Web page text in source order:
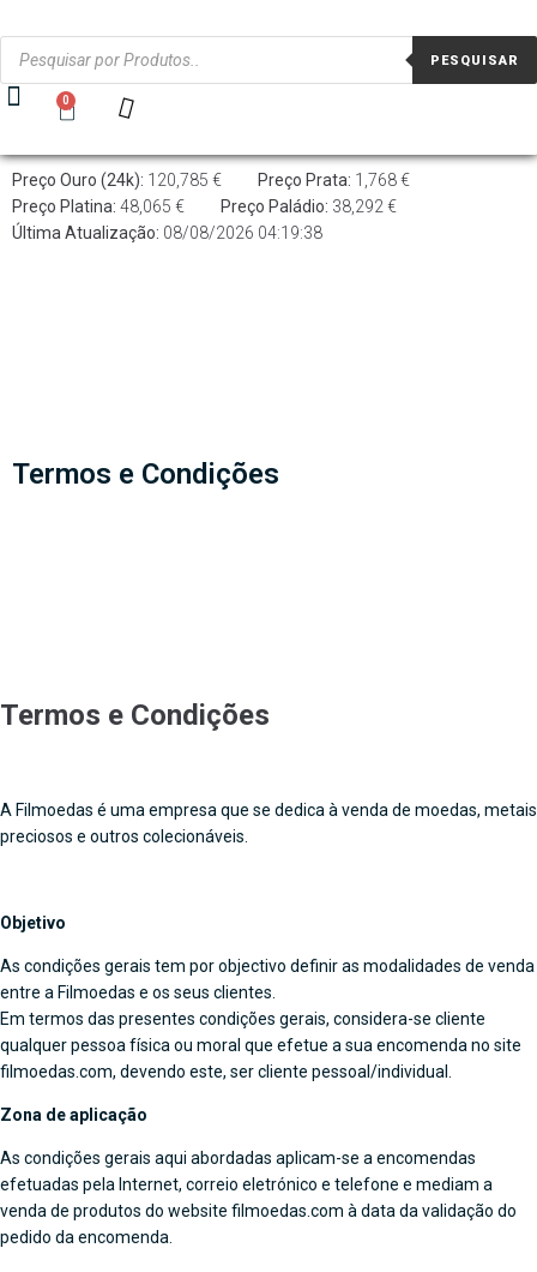
PESQUISAR
0
Preço Ouro (24k): 120,785 € Preço Prata: 1,768 €
Preço Platina: 48,065 € Preço Paládio: 38,292 €
Última Atualização: 08/08/2026 04:19:38
Termos e Condições
Termos e Condições
A Filmoedas é uma empresa que se dedica à venda de moedas, metais
preciosos e outros colecionáveis.
Objetivo
As condições gerais tem por objectivo definir as modalidades de venda
entre a Filmoedas e os seus clientes.
Em termos das presentes condições gerais, considera-se cliente
qualquer pessoa física ou moral que efetue a sua encomenda no site
filmoedas.com, devendo este, ser cliente pessoal/individual.
Zona de aplicação
As condições gerais aqui abordadas aplicam-se a encomendas
efetuadas pela Internet, correio eletrónico e telefone e mediam a
venda de produtos do website filmoedas.com à data da validação do
pedido da encomenda.